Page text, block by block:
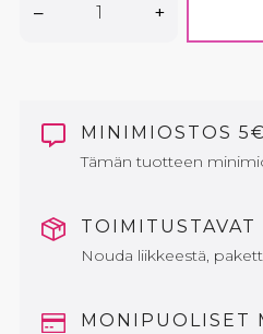
– +
MINIMIOSTOS 5€
Tämän tuotteen
TOIMITUSTAVAT
Nouda liikkeestä,
MONIPUOLISET